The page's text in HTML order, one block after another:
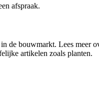
afspraak.
in de bouwmarkt. Lees meer
artikelen zoals planten.